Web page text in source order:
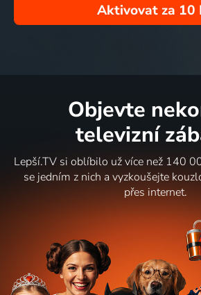
Aktivovat za 10
Objevte
televizní
Lepší.TV si oblíbilo už více než 140
se jedním z nich a vyzkoušejte
přes internet.